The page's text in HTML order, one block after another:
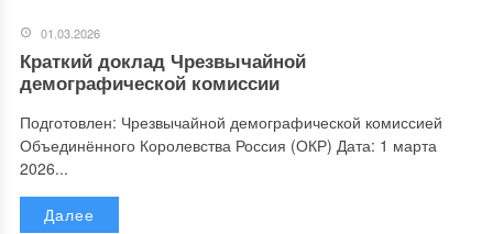
01.03.2026
Краткий доклад Чрезвычайной
демографической комиссии
Подготовлен: Чрезвычайной демографической комиссией
Объединённого Королевства Россия (ОКР) Дата: 1 марта
2026...
Далее